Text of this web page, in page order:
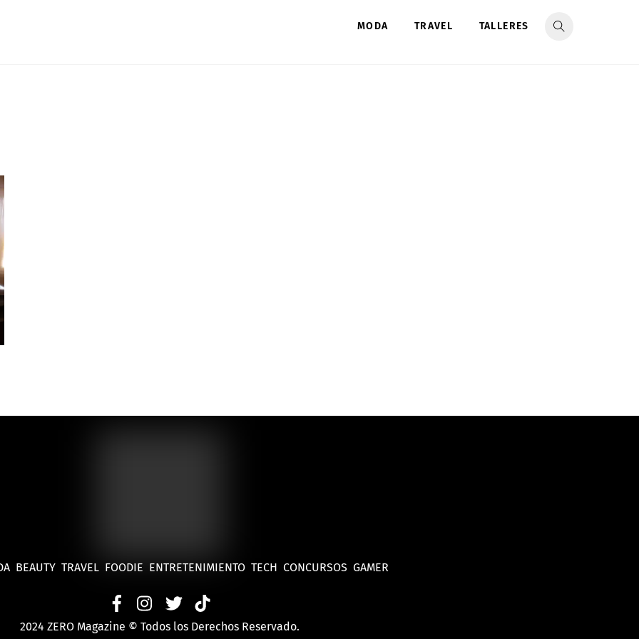
MODA TRAVEL TALLERES
BEAUTY TRAVEL FOODIE ENTRETENIMIENTO TECH CONCURSOS GAMER
2024 ZERO Magazine © Todos los Derechos Reservado.